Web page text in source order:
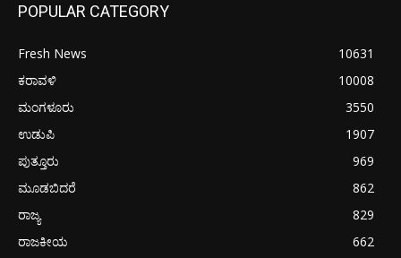
POPULAR CATEGORY
Fresh News
10631
ಕರಾವಳಿ
10008
ಮಂಗಳೂರು
3550
ಉಡುಪಿ
1907
ಪುತ್ತೂರು
969
ಮೂಡಬಿದರೆ
862
ರಾಜ್ಯ
829
ರಾಜಕೀಯ
662